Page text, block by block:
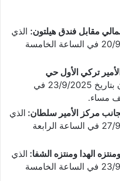
مقابل فندق هيلتون: الذي
سيكون بتاريخ 20/9/2025 في الساعة الخامسة
تركي الأول حي
الذي سيكون بتاريخ 23/9/2025 في
مساء.
مركز الأمير سلطان: الذي
سيكون بتاريخ 27/9/2025 في الساعة الرابعة
الهدا ومنتزه الشفا: الذي
سيكون بتاريخ 23/9/2025 في الساعة الخامسة